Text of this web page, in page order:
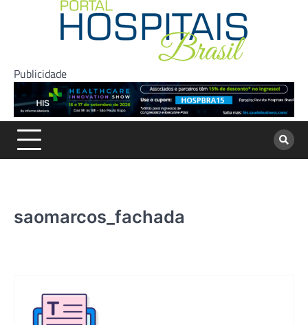
Publicidade
saomarcos_fachada